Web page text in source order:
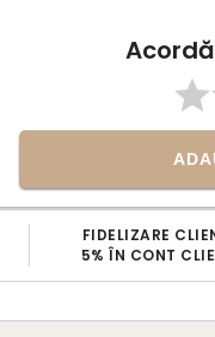
Culoarea este mai
cele din tabel. Eu
decis sa iau
si am facut foarte
perfect. O recomand.
FIDELIZARE
5% ÎN CONT